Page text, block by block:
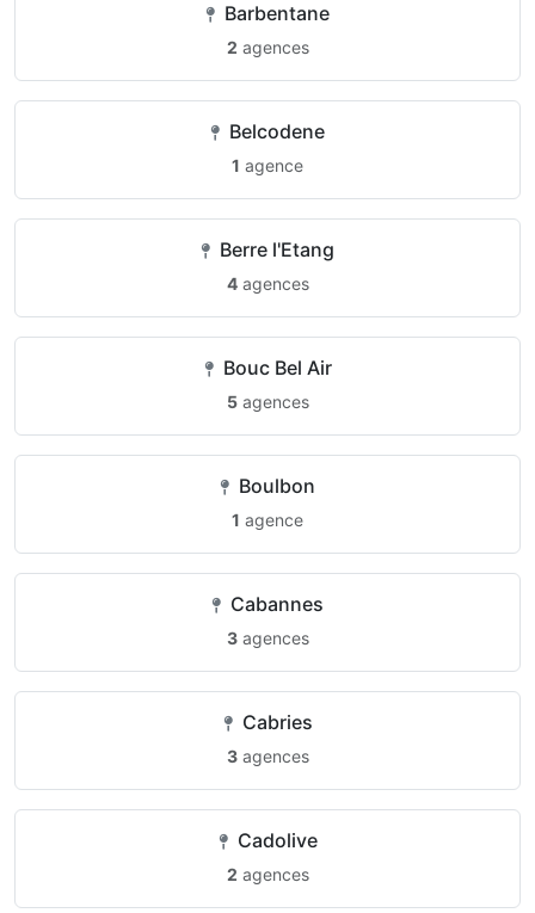
Barbentane
2 agences
Belcodene
1 agence
Berre l'Etang
4agences
Bouc Bel Air
5agences
Boulbon
1 agence
Cabannes
3agences
Cabries
3agences
Cadolive
2 agences